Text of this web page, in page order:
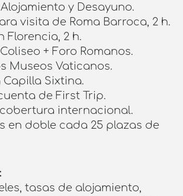
y Desayuno.
visita de Roma Barroca, 2 h.
Florencia, 2 h.
+ Foro Romanos.
Museos Vaticanos.
Capilla Sixtina.
de First Trip.
cobertura internacional.
en doble cada 25 plazas de
tasas de alojamiento,